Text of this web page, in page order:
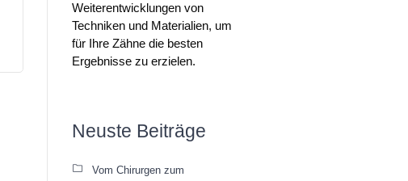
Weiterentwicklungen von
Techniken und Materialien, um
für Ihre Zähne die besten
Ergebnisse zu erzielen.
Neuste Beiträge
Vom Chirurgen zum